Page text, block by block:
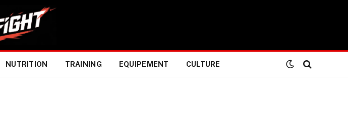
NUTRITION TRAINING EQUIPEMENT CULTURE